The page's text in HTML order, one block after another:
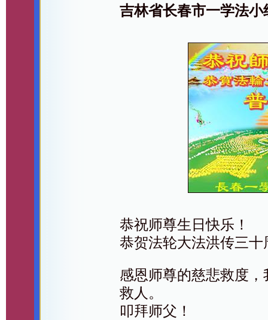
吉林省长春市一学法
恭祝师尊生日快乐！
恭贺法轮大法洪传三十
感恩师尊的慈悲救度
救人。
叩拜师父！